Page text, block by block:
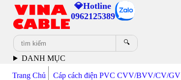
💎Hotline
0962125389
🔍
DANH MỤC
Trang Chủ Cáp cách điện PVC CVV/BVV/CV/GV